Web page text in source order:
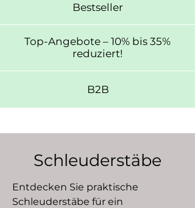
Bestseller
Top-Angebote – 10% bis 35%
reduziert!
B2B
Schleuderstäbe
Entdecken Sie praktische
Schleuderstäbe für ein